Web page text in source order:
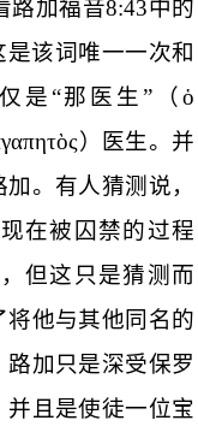
路加福音8:43中的
该词唯一一次和
是“那医生”（ὁ
）医生。并
。有人猜测说，
在被囚禁的过程
但这只是猜测而
他与其他同名的
加只是深受保罗
且是使徒一位宝